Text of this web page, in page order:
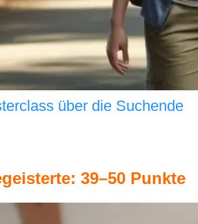
über die Suchende
39–50 Punkte